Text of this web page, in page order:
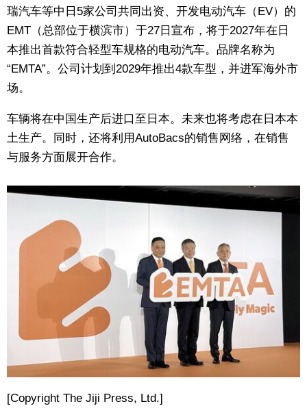
生活与旅游
深度报道
视觉日本
新闻
话题
日本一瞥
人物访谈
编辑部通知
SNS
瑞汽车等中日5家公司共同出资、开发电动汽车（EV）的
EMT（总部位于横滨市）于27日宣布，将于2027年在日
本推出首款符合轻型车规格的电动汽车。品牌名称为
“EMTA”。公司计划到2029年推出4款车型，并进军海外市
场。
车辆将在中国生产后进口至日本。未来也将考虑在日本本
土生产。同时，还将利用AutoBacs的销售网络，在销售
与服务方面展开合作。
[Copyright The Jiji Press, Ltd.]